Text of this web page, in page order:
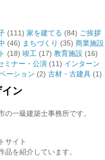
(111) 家を建てる (84) ご挨拶
(46) まちづくり (35) 商業施設
(18) 竣工 (17) 教育施設 (16)
ミナー・公演 (11) インターン
ーション (2) 古材・古建具 (1)
ン
一級建築士事務所です。
サイト
を紹介しています。